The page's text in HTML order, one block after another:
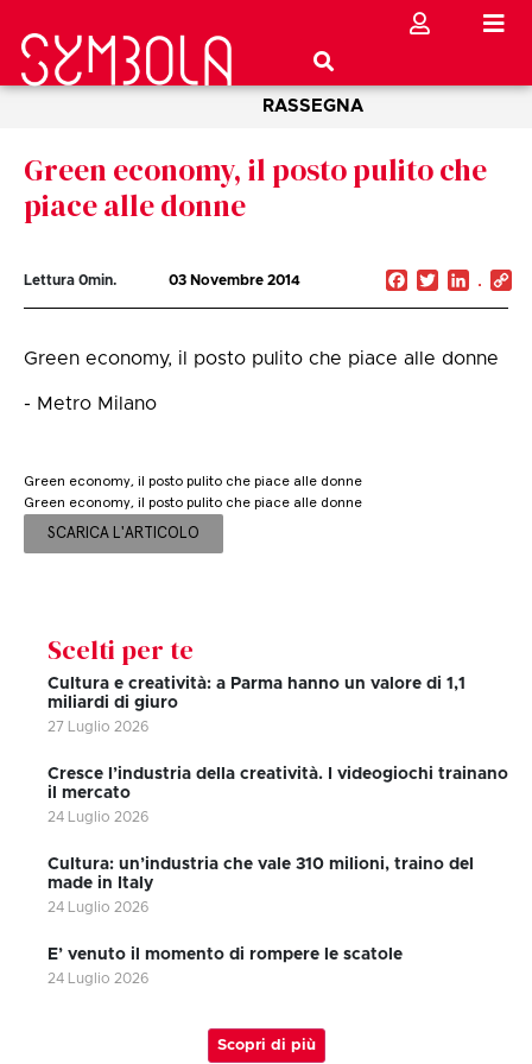
RASSEGNA
Green economy, il posto pulito che
piace alle donne
Lettura 0min. 03 Novembre 2014 Facebook
Twitter
Green economy, il posto pulito che piace alle donne
- Metro Milano
Green economy, il posto pulito che piace alle donne
Green economy, il posto pulito che piace alle donne
SCARICA L'ARTICOLO
Scelti per te
Cultura e creatività: a Parma hanno un valore di 1,1
miliardi di giuro
27 Luglio 2026
Cresce l’industria della creatività. I videogiochi trainano
il mercato
24 Luglio 2026
Cultura: un’industria che vale 310 milioni, traino del
made in Italy
24 Luglio 2026
E’ venuto il momento di rompere le scatole
24 Luglio 2026
Scopri di più